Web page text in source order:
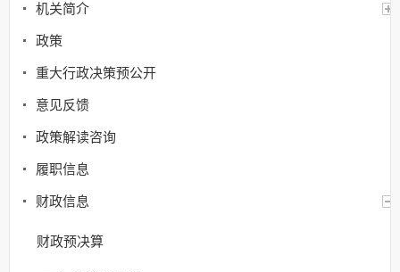
机关简介
政策
重大行政决策预公开
意见反馈
政策解读咨询
履职信息
财政信息
财政预决算